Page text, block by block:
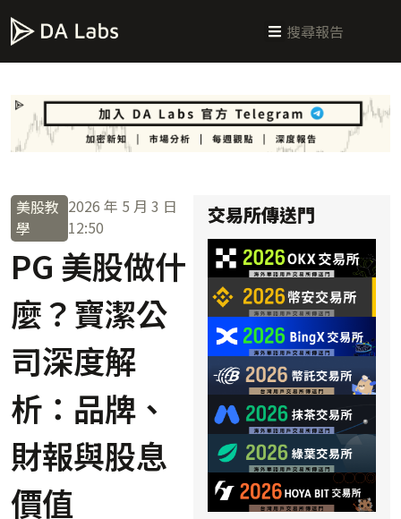
美股教
學
2026 年 5 月 3 日
12:50
PG 美股做什
麼？寶潔公
司深度解
析：品牌、
財報與股息
價值
交易所傳送門